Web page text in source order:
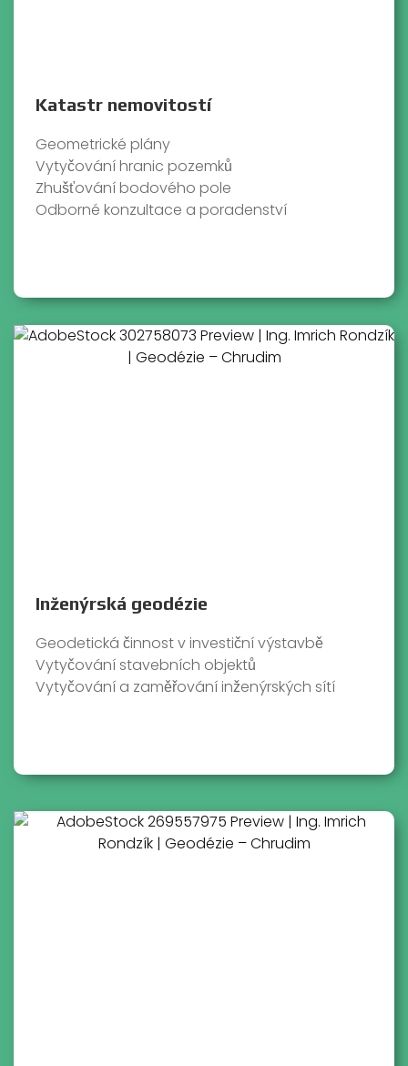
Katastr nemovitostí
Geometrické plány
Vytyčování hranic pozemků
Zhušťování bodového pole
Odborné konzultace a poradenství
Inženýrská geodézie
Geodetická činnost v investiční výstavbě
Vytyčování stavebních objektů
Vytyčování a zaměřování inženýrských sítí